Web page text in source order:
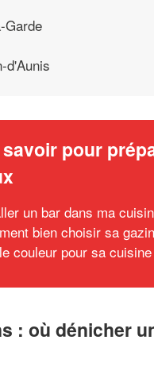
Garde
d'Aunis
pour
un bar dans ma
bien choisir sa
couleur pour sa
: où dénicher